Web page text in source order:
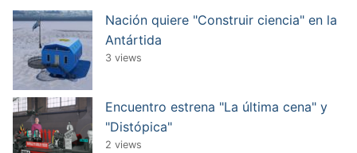
Nación quiere "Construir ciencia" en la
Antártida
3 views
Encuentro estrena "La última cena" y
"Distópica"
2 views